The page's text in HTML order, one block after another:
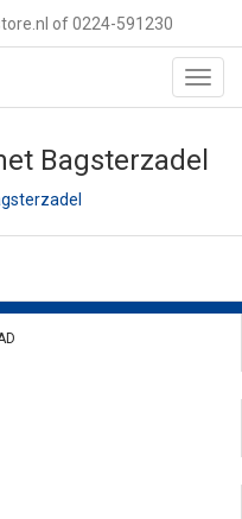
of 0224-591230
Bagsterzadel